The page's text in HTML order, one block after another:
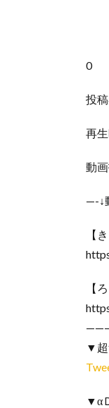
0
投
再
動
—-↓
【
【
▼超
▼α